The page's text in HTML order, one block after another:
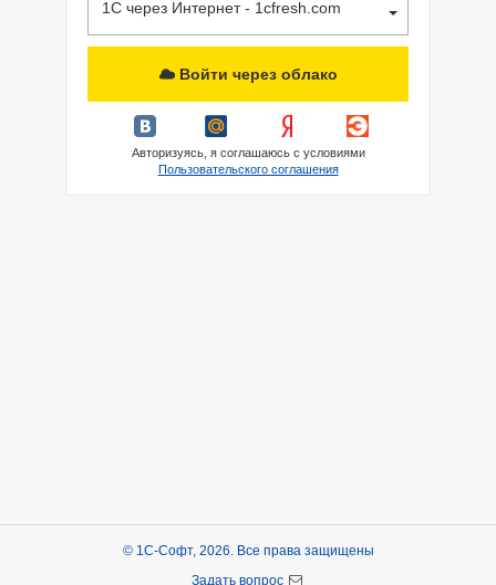
1С через Интернет - 1cfresh.com
Войти через облако
Авторизуясь, я соглашаюсь с условиями
Пользовательского соглашения
© 1С-Софт, 2026. Все права защищены
Задать вопрос